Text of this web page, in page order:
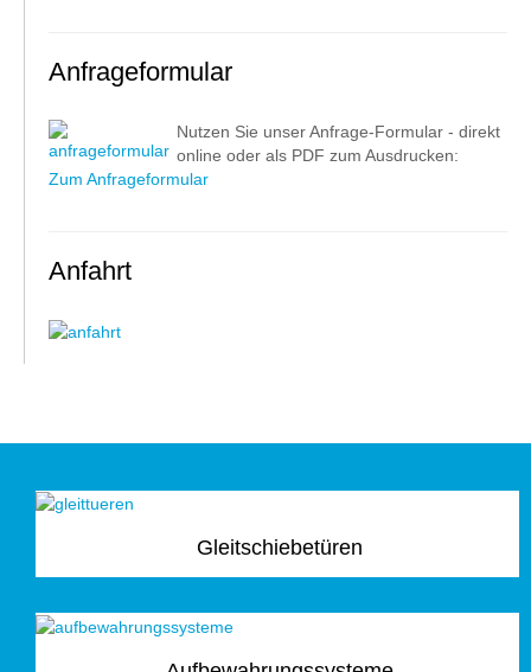
Anfrageformular
Nutzen Sie unser Anfrage-Formular - direkt
online oder als PDF zum Ausdrucken:
Zum Anfrageformular
Anfahrt
Gleitschiebetüren